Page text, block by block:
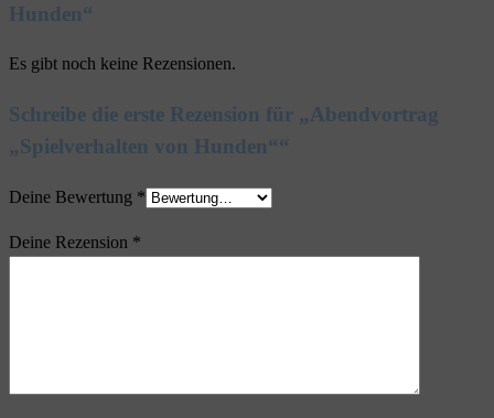
Hunden“
Es gibt noch keine Rezensionen.
Schreibe die erste Rezension für „Abendvortrag
„Spielverhalten von Hunden““
Deine Bewertung *
Deine Rezension *